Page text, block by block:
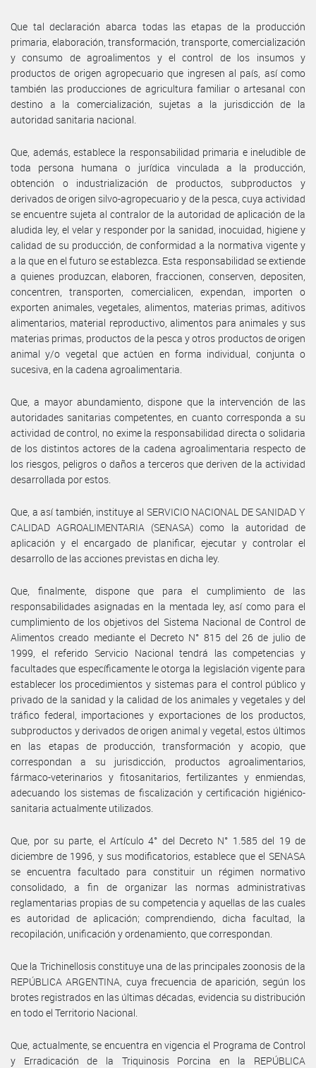
Que tal declaración abarca todas las etapas de la producción
primaria, elaboración, transformación, transporte, comercialización
y consumo de agroalimentos y el control de los insumos y
productos de origen agropecuario que ingresen al país, así como
también las producciones de agricultura familiar o artesanal con
destino a la comercialización, sujetas a la jurisdicción de la
autoridad sanitaria nacional.
Que, además, establece la responsabilidad primaria e ineludible de
toda persona humana o jurídica vinculada a la producción,
obtención o industrialización de productos, subproductos y
derivados de origen silvo-agropecuario y de la pesca, cuya actividad
se encuentre sujeta al contralor de la autoridad de aplicación de la
aludida ley, el velar y responder por la sanidad, inocuidad, higiene y
calidad de su producción, de conformidad a la normativa vigente y
a la que en el futuro se establezca. Esta responsabilidad se extiende
a quienes produzcan, elaboren, fraccionen, conserven, depositen,
concentren, transporten, comercialicen, expendan, importen o
exporten animales, vegetales, alimentos, materias primas, aditivos
alimentarios, material reproductivo, alimentos para animales y sus
materias primas, productos de la pesca y otros productos de origen
animal y/o vegetal que actúen en forma individual, conjunta o
sucesiva, en la cadena agroalimentaria.
Que, a mayor abundamiento, dispone que la intervención de las
autoridades sanitarias competentes, en cuanto corresponda a su
actividad de control, no exime la responsabilidad directa o solidaria
de los distintos actores de la cadena agroalimentaria respecto de
los riesgos, peligros o daños a terceros que deriven de la actividad
desarrollada por estos.
Que, a así también, instituye al SERVICIO NACIONAL DE SANIDAD Y
CALIDAD AGROALIMENTARIA (SENASA) como la autoridad de
aplicación y el encargado de planificar, ejecutar y controlar el
desarrollo de las acciones previstas en dicha ley.
Que, finalmente, dispone que para el cumplimiento de las
responsabilidades asignadas en la mentada ley, así como para el
cumplimiento de los objetivos del Sistema Nacional de Control de
Alimentos creado mediante el Decreto N° 815 del 26 de julio de
1999, el referido Servicio Nacional tendrá las competencias y
facultades que específicamente le otorga la legislación vigente para
establecer los procedimientos y sistemas para el control público y
privado de la sanidad y la calidad de los animales y vegetales y del
tráfico federal, importaciones y exportaciones de los productos,
subproductos y derivados de origen animal y vegetal, estos últimos
en las etapas de producción, transformación y acopio, que
correspondan a su jurisdicción, productos agroalimentarios,
fármaco-veterinarios y fitosanitarios, fertilizantes y enmiendas,
adecuando los sistemas de fiscalización y certificación higiénico-
sanitaria actualmente utilizados.
Que, por su parte, el Artículo 4° del Decreto N° 1.585 del 19 de
diciembre de 1996, y sus modificatorios, establece que el SENASA
se encuentra facultado para constituir un régimen normativo
consolidado, a fin de organizar las normas administrativas
reglamentarias propias de su competencia y aquellas de las cuales
es autoridad de aplicación; comprendiendo, dicha facultad, la
recopilación, unificación y ordenamiento, que correspondan.
Que la Trichinellosis constituye una de las principales zoonosis de la
REPÚBLICA ARGENTINA, cuya frecuencia de aparición, según los
brotes registrados en las últimas décadas, evidencia su distribución
en todo el Territorio Nacional.
Que, actualmente, se encuentra en vigencia el Programa de Control
y Erradicación de la Triquinosis Porcina en la REPÚBLICA